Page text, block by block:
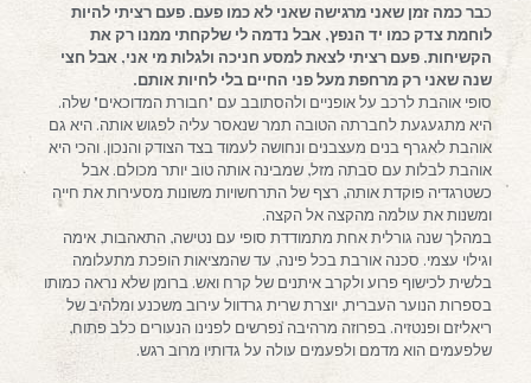
כבר כמה זמן שאני מרגישה שאני לא כמו פעם. פעם רציתי להיות
לוחמת צדק כמו יד הנפץ, אבל נדמה לי שלקחתי ממנו רק את
הקשיחות. פעם רציתי לצאת למסע חניכה ולגלות מי אני, אבל חצי
שנה שאני רק מרחפת מעל פני החיים בלי לחיות אותם.
סופי אוהבת לרכב על אופניים ולהסתובב עם "חבורת המדוכאים" שלה.
היא מתגעגעת לחברתה הטובה תמר שנאסר עליה לפגוש אותה. היא גם
אוהבת לאגרף בנים מעצבנים ונחושה לעמוד בצד הצודק והנכון. והכי היא
אוהבת לבלות עם סבתה מזל, שמבינה אותה טוב יותר מכולם. אבל
כשטרגדיה פוקדת אותה, רצף של התרחשויות משונות מסעירות את חייה
ומשנות את עולמה מהקצה אל הקצה.
במהלך שנה גורלית אחת מתמודדת סופי עם נטישה, התאהבות, אימה
וגילוי עצמי. סכנה אורבת בכל פינה, עד שהמציאות הופכת מתעלומה
בלשית לכישוף פרוע ולקרב איתנים של קרח ואש. ברומן שלא נראה כמותו
בספרות הנוער העברית, יוצרת שרית גרדוול עירוב משכנע ומלהיב של
ריאליזם ופנטזיה. בפרוזה מרהיבה נפרשים לפנינו הנעורים כלב פתוח,
שלפעמים הוא מדמם ולפעמים עולה על גדותיו מרוב רגש.